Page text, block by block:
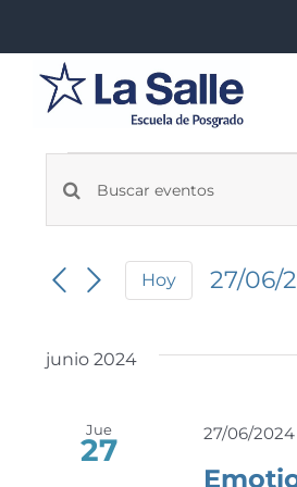
contenido
Eventos
Navegación
búsqueda
vistas
Eventos
Introduce
la
clave.
para
clave.
Hoy 27/06/
junio 2024
Jue
27 27/06/2024